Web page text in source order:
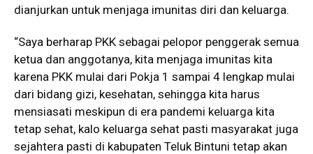
dianjurkan untuk menjaga imunitas diri dan keluarga.
“Saya berharap PKK sebagai pelopor penggerak semua
ketua dan anggotanya, kita menjaga imunitas kita
karena PKK mulai dari Pokja 1 sampai 4 lengkap mulai
dari bidang gizi, kesehatan, sehingga kita harus
mensiasati meskipun di era pandemi keluarga kita
tetap sehat, kalo keluarga sehat pasti masyarakat juga
sejahtera pasti di kabupaten Teluk Bintuni tetap akan